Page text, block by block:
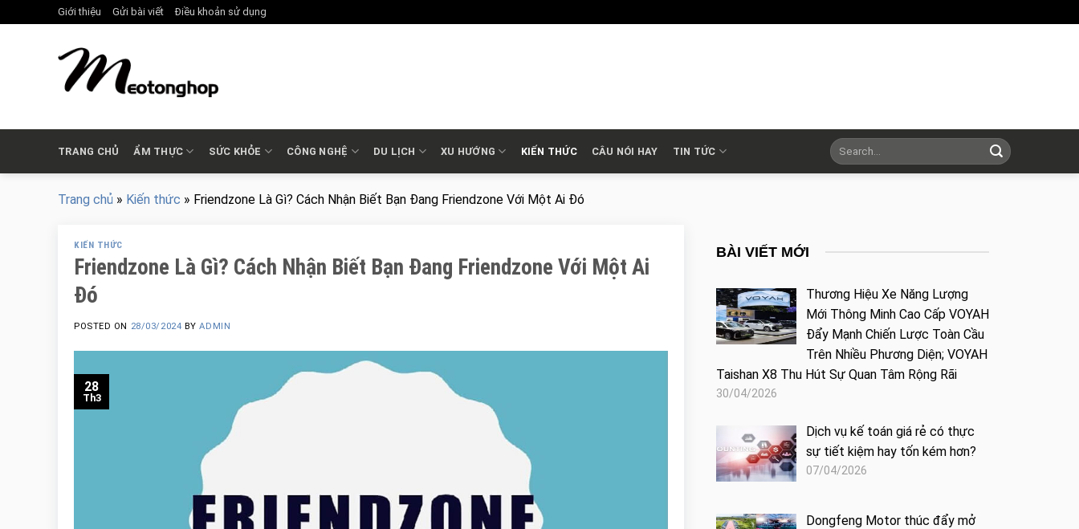
to
Giới thiệu Gửi bài viết Điều khoản sử dụng
TRANG CHỦ ẨM THỰC SỨC KHỎE CÔNG NGHỆ DU LỊCH XU HƯỚNG KIẾN THỨC CÂU NÓI HAY TIN TỨC
Trang chủ » Kiến thức » Friendzone Là Gì? Cách Nhận Biết Bạn Đang Friendzone Với Một Ai Đó
KIẾN THỨC
Friendzone Là Gì? Cách Nhận Biết Bạn Đang Friendzone Với Một Ai
Đó
POSTED ON 28/03/2024 BYADMIN
28
Th3
BÀI VIẾT MỚI
Thương Hiệu Xe Năng Lượng
Mới Thông Minh Cao Cấp VOYAH
Đẩy Mạnh Chiến Lược Toàn Cầu
Trên Nhiều Phương Diện; VOYAH
Taishan X8 Thu Hút Sự Quan Tâm Rộng Rãi
30/04/2026
Dịch vụ kế toán giá rẻ có thực
sự tiết kiệm hay tốn kém hơn?
07/04/2026
Dongfeng Motor thúc đẩy mở